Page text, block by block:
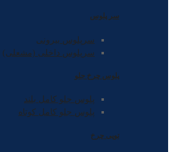
سر پلوس
سرپلوس بیرونی
سرپلوس داخلی (مشعلی)
پلوس چرخ جلو
پلوس جلو کامل بلند
پلوس جلو کامل کوتاه
توپی چرخ